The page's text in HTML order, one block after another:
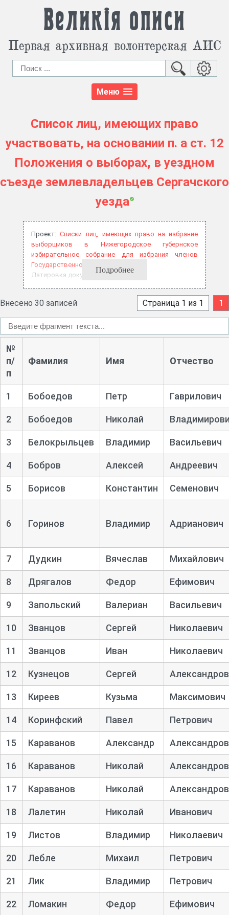
Великія описи
Первая архивная волонтерская АИС
Меню
Список лиц, имеющих право
участвовать, на основании п. а ст. 12
Положения о выборах, в уездном
съезде землевладельцев Сергачского
уезда
Проект:Списки лиц, имеющих право на избрание
выборщиков в Нижегородское губернское
избирательное собрание для избрания членов
Государственной думы, 1906 год
Датировка документа: 1906
Подробнее
Внесено 30 записей Страница 1 из 1 1
№
п/
п
Фамилия Имя Отчество
1 Бобоедов Петр Гаврилович
2 Бобоедов Николай
3 Белокрыльцев Владимир Васильевич
4 Бобров Алексей Андреевич
5 Борисов Константин Семенович
6 Горинов Владимир Адрианович
7 Дудкин Вячеслав Михайлович
8 Дрягалов Федор Ефимович
9 Запольский Валериан Васильевич
10 Званцов Сергей Николаевич
11 Званцов Иван Николаевич
12 Кузнецов Сергей
13 Киреев Кузьма Максимович
14 Коринфский Павел Петрович
15 Караванов Александр
16 Караванов Николай
17 Караванов Николай
18 Лалетин Николай Иванович
19 Листов Владимир Николаевич
20 Лебле Михаил Петрович
21 Лик Владимир Петрович
22 Ломакин Федор Ефимович